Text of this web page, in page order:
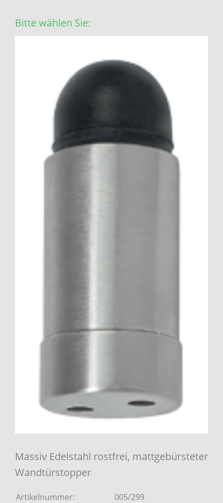
Bitte wählen Sie:
Massiv Edelstahl rostfrei, mattgebürsteter
Wandtürstopper
Artikelnummer: 005/299